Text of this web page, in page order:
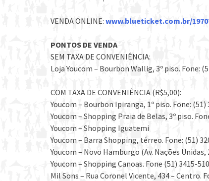
VENDA ONLINE: www.blueticket.com.br/
PONTOS DE VENDA
SEM TAXA DE CONVENIÊNCIA:
Loja Youcom – Bourbon Wallig, 3º piso. Fone:
COM TAXA DE CONVENIÊNCIA (R$5,00):
Youcom – Bourbon Ipiranga, 1º piso. Fone: (51)
Youcom – Shopping Praia de Belas, 3º piso.
Youcom – Shopping Iguatemi
Youcom – Barra Shopping, térreo. Fone: (51)
Youcom – Novo Hamburgo (Av. Nações
Youcom – Shopping Canoas. Fone (51) 3415-
Mil Sons – Rua Coronel Vicente, 434 – Centro.